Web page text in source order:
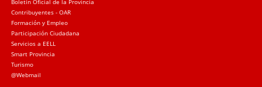
Boletín Oficial de la Provincia
Contribuyentes - OAR
Formación y Empleo
Participación Ciudadana
Servicios a EELL
Smart Provincia
Turismo
@Webmail